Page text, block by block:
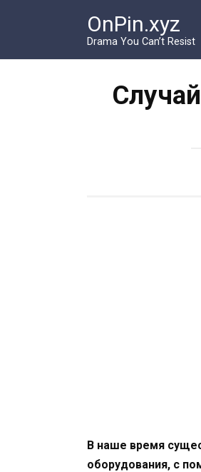
OnPin.xyz
Drama You Can’t Resist
В наше время
оборудования, с